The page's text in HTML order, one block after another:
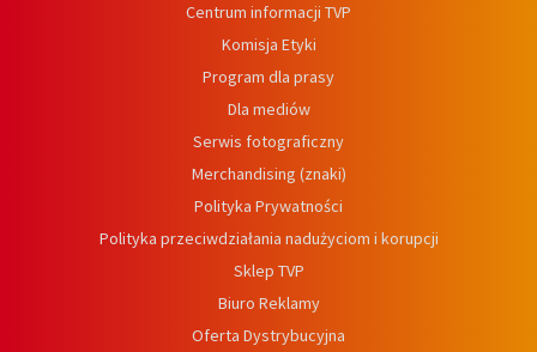
Centrum informacji TVP
Komisja Etyki
Program dla prasy
Dla mediów
Serwis fotograficzny
Merchandising (znaki)
Polityka Prywatności
Polityka przeciwdziałania nadużyciom i korupcji
Sklep TVP
Biuro Reklamy
Oferta Dystrybucyjna